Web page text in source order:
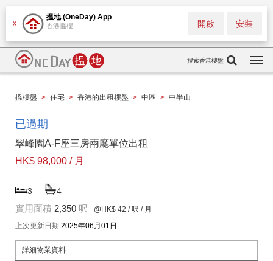
X
搵地 (OneDay) App
香港搵樓 安裝
開啟
搜索香港樓盤
搵樓盤 > 住宅 > 香港的出租樓盤 > 中區 > 中半山
已過期
翠峰園A-F座三房兩廳單位出租
HK$ 98,000 / 月
3 4
實用面積 2,350 呎 @HK$ 42 / 呎 / 月
上次更新日期 2025年06月01日
詳細物業資料